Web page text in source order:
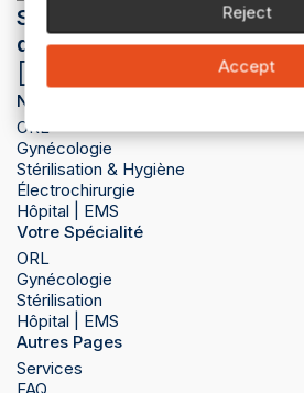
Spécialiste dans la vente
destination des cabinets
+41 61 331 68 51
Nos produits
ORL
Gynécologie
Stérilisation & Hygiène
Électrochirurgie
Hôpital | EMS
Votre Spécialité
ORL
Gynécologie
Stérilisation
Hôpital | EMS
Autres Pages
Services
Reject
Accept